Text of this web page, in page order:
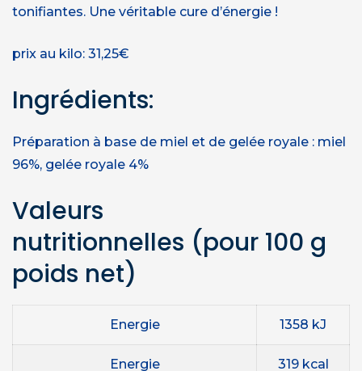
tonifiantes. Une véritable cure d’énergie !
prix au kilo: 31,25€
Ingrédients:
Préparation à base de miel et de gelée royale : miel
96%, gelée royale 4%
Valeurs
nutritionnelles (pour 100 g
poids net)
Energie 1358 kJ
Energie 319 kcal